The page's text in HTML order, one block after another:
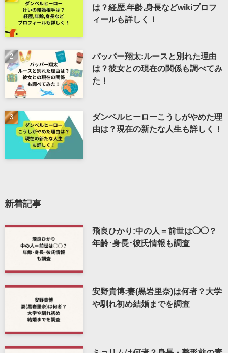
は？経歴,年齢,身長などwikiプロフ
ィールも詳しく！
バッパー翔太:ルースと別れた理由
は？彼女との現在の関係も調べてみ
た！
ダンベルヒーローこうしがやめた理
由は？現在の新たな人生も詳しく！
新着記事
飛良ひかり:中の人＝前世は◯◯？
年齢･身長･彼氏情報も調査
安野貴博:妻(黒岩里奈)は何者？大学
や馴れ初め結婚までを調査